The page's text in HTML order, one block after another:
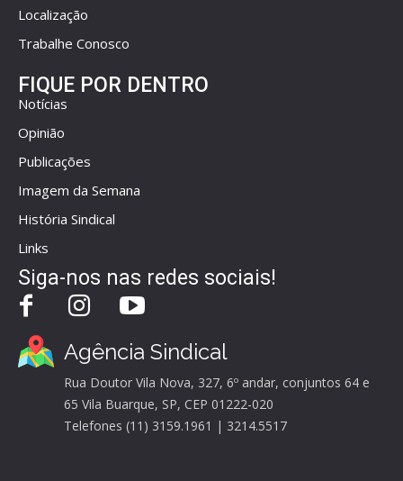
Localização
Trabalhe Conosco
FIQUE POR DENTRO
Notícias
Opinião
Publicações
Imagem da Semana
História Sindical
Links
Siga-nos nas redes sociais!
Agência Sindical
Rua Doutor Vila Nova, 327, 6º andar, conjuntos 64 e
65 Vila Buarque, SP, CEP 01222-020
Telefones (11) 3159.1961 | 3214.5517